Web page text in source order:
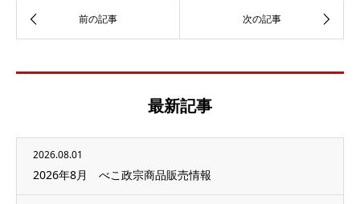
最新記事
2026.08.01
2026年8月 べこ政宗商品販売情報